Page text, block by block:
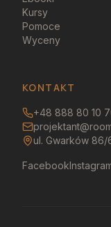
Kursy
Pomoce
Wyceny
KONTAKT
+48 888 80 10
ul. Gwarków
Facebook